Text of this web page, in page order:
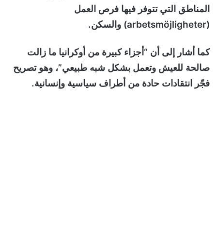
المناطق التي تتوفر فيها فرص العمل
(arbetsmöjligheter) والسكن.
كما أشار إلى أن “أجزاء كبيرة من أوكرانيا ما زالت
صالحة للعيش وتعمل بشكل شبه طبيعي”، وهو تصريح
فجّر انتقادات حادة من أطراف سياسية وإنسانية.